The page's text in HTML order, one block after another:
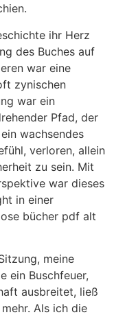
ihr Herz
des Buches auf
war eine
zynischen
war ein
Pfad, der
wachsendes
verloren, allein
zu sein. Mit
war dieses
in einer
bücher pdf alt
meine
ein Buschfeuer,
ausbreitet, ließ
Als ich die